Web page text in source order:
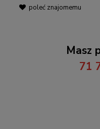
poleć znajomemu
Masz
71